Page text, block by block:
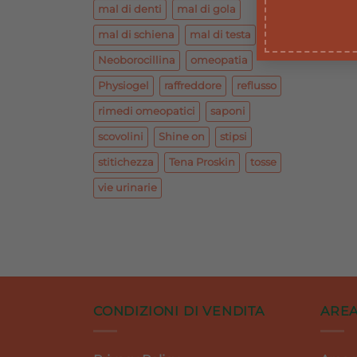
mal di denti mal di gola
mal di schiena mal di testa
Neoborocillina omeopatia
Physiogel raffreddore reflusso
rimedi omeopatici saponi
scovolini Shine on stipsi
stitichezza Tena Proskin tosse
vie urinarie
CONDIZIONI DI VENDITA